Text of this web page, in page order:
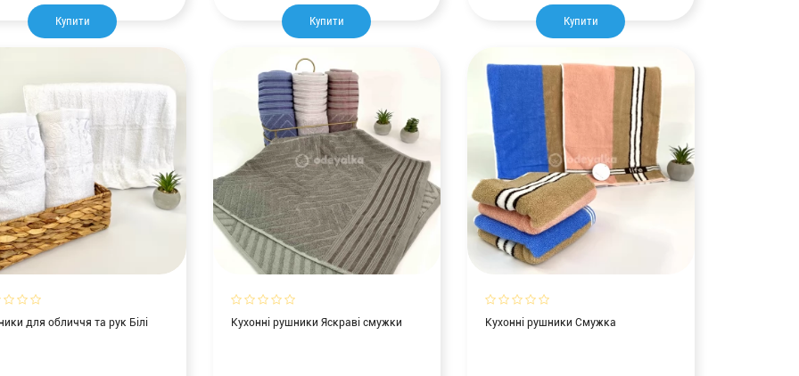
Купити Купити Купити
для обличчя та рук Білі Кухонні рушники Яскраві смужки Кухонні рушники Смужка